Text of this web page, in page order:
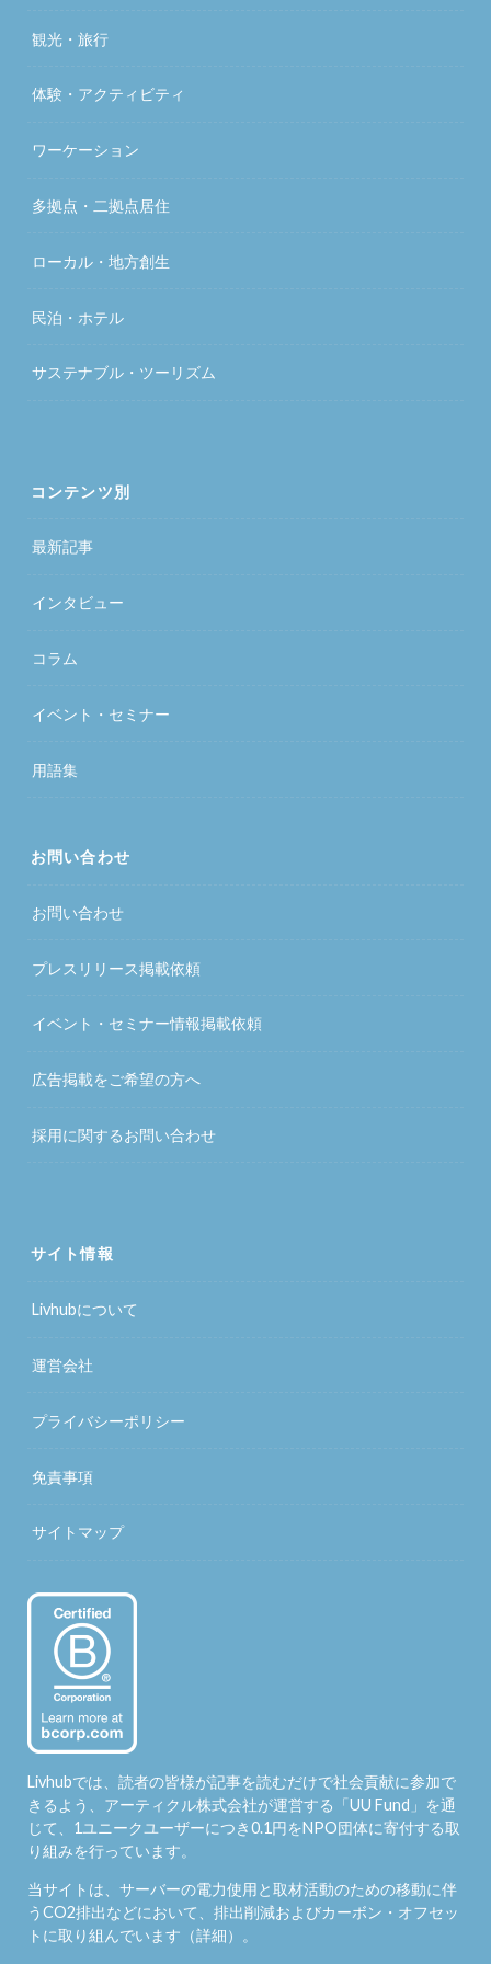
観光・旅行
体験・アクティビティ
ワーケーション
多拠点・二拠点居住
ローカル・地方創生
民泊・ホテル
サステナブル・ツーリズム
コンテンツ別
最新記事
インタビュー
コラム
イベント・セミナー
用語集
お問い合わせ
お問い合わせ
プレスリリース掲載依頼
イベント・セミナー情報掲載依頼
広告掲載をご希望の方へ
採用に関するお問い合わせ
サイト情報
Livhubについて
運営会社
プライバシーポリシー
免責事項
サイトマップ
Livhubでは、読者の皆様が記事を読むだけで社会貢献に参加で
きるよう、アーティクル株式会社が運営する「UU Fund 」を通
じて、1ユニークユーザーにつき0.1円をNPO団体に寄付する取
り組みを行っています。
当サイトは、サーバーの電力使用と取材活動のための移動に伴
うCO2排出などにおいて、排出削減およびカーボン・オフセッ
トに取り組んでいます（詳細）。